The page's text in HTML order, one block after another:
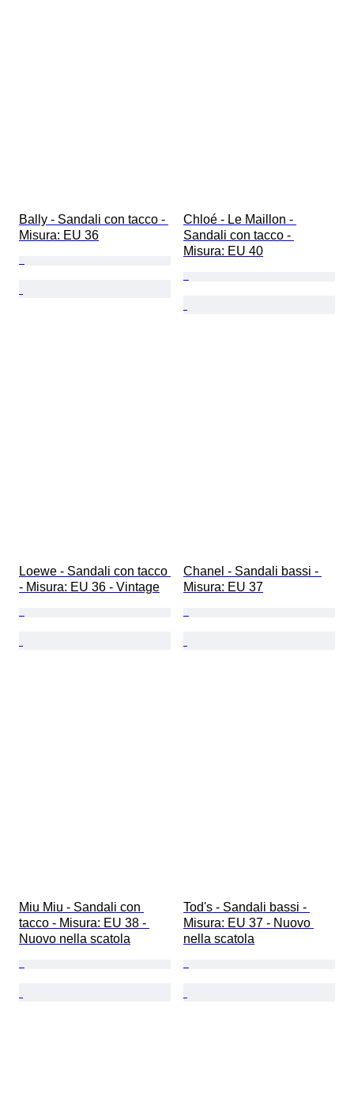
Bally - Sandali con tacco -
Misura: EU 36
Chloé - Le Maillon -
Sandali con tacco -
Misura: EU 40
Loewe - Sandali con tacco
- Misura: EU 36 - Vintage
Chanel - Sandali bassi -
Misura: EU 37
Miu Miu - Sandali con
tacco - Misura: EU 38 -
Nuovo nella scatola
Tod's - Sandali bassi -
Misura: EU 37 - Nuovo
nella scatola